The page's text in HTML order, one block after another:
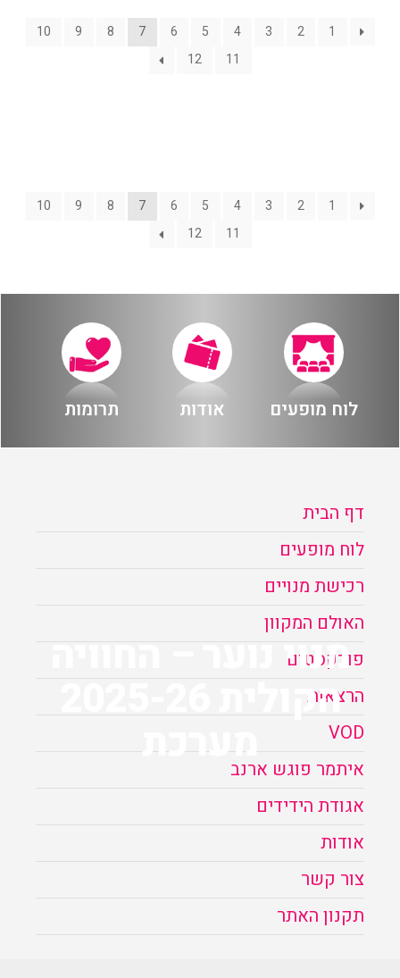
מאחורי הקולות
תקנון האתר
לוח מופעים
החשבון שלי
מנוי נוער – החוויה
הקולית 2025-26
מערכת
1
2
3
4
5
6
7
8
9
10
11
12
1
2
3
4
5
6
7
8
9
10
11
12
לוח מופעים אודות תרומות
דף הבית
לוח מופעים
רכישת מנויים
האולם המקוון
פודקסטים
הרצאות
VOD
איתמר פוגש ארנב
אגודת הידידים
אודות
צור קשר
תקנון האתר